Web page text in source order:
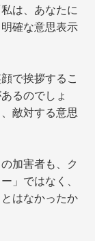
は、あなたに
確な意思表示
で挨拶するこ
るのでしょ
敵対する意思
加害者も、ク
」ではなく、
はなかったか